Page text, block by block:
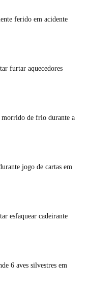
ferido em acidente
furtar aquecedores
de frio durante a
jogo de cartas em
esfaquear cadeirante
6 aves silvestres em